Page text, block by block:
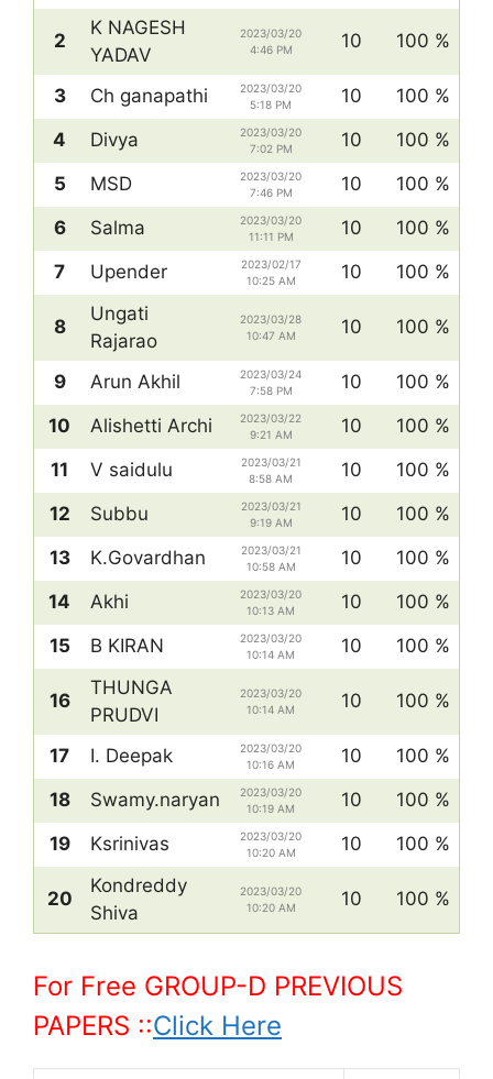
2
K NAGESH
YADAV
2023/03/20
4:46 PM
10 100 %
3 Ch ganapathi
2023/03/20
5:18 PM
10
100 %
4
Divya
2023/03/20
7:02 PM
10
100 %
5
MSD
2023/03/20
7:46 PM
10
100 %
6
Salma
2023/03/20
11:11 PM
10
100 %
7
Upender
2023/02/17
10:25 AM
10 100 %
8
Ungati
Rajarao
2023/03/28
10:47 AM
10 100 %
9 Arun Akhil
2023/03/24
7:58 PM
10
100 %
10
Alishetti Archi
2023/03/22
9:21 AM
10
100 %
11
V saidulu
2023/03/21
8:58 AM
10
100 %
12
Subbu
2023/03/21
9:19 AM
10
100 %
13
K.Govardhan
2023/03/21
10:58 AM
10
100 %
14
Akhi
2023/03/20
10:13 AM
10
100 %
15
B KIRAN
2023/03/20
10:14 AM
10 100 %
16
THUNGA
PRUDVI
2023/03/20
10:14 AM
10 100 %
17 I. Deepak
2023/03/20
10:16 AM
10
100 %
18
Swamy.naryan
2023/03/20
10:19 AM
10
100 %
19
Ksrinivas
2023/03/20
10:20 AM
10 100 %
20
Kondreddy
Shiva
2023/03/20
10:20 AM
10 100 %
For Free GROUP-D PREVIOUS
PAPERS ::Click Here